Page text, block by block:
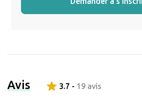
Avis 3.7 - 19 avis